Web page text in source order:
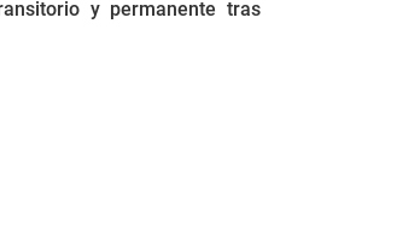
y permanente tras